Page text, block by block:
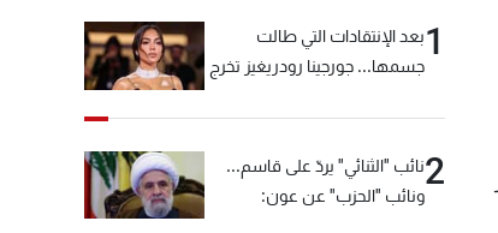
1بعد الإنتقادات التي طالت
جسمها... جورجينا رودريغيز تخرج
2نائب "الثنائي" يردّ على قاسم...
ونائب "الحزب" عن عون: